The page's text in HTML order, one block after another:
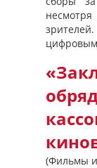
цифровым
(Фильмы